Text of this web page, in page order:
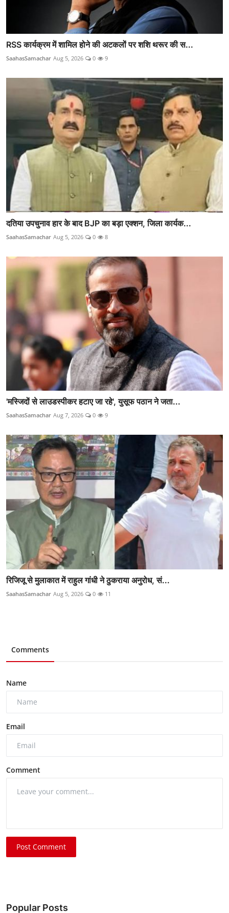
RSS कार्यक्रम में शामिल होने की अटकलों पर शशि थरूर की स...
SaahasSamachar Aug 5, 2026 0 9
दतिया उपचुनाव हार के बाद BJP का बड़ा एक्शन, जिला कार्यक...
SaahasSamachar Aug 5, 2026 0 8
'मस्जिदों से लाउडस्पीकर हटाए जा रहे', युसूफ पठान ने जता...
SaahasSamachar Aug 7, 2026 0 9
रिजिजू से मुलाकात में राहुल गांधी ने ठुकराया अनुरोध, सं...
SaahasSamachar Aug 5, 2026 0 11
Comments
Name
Email
Comment
Post Comment
Popular Posts